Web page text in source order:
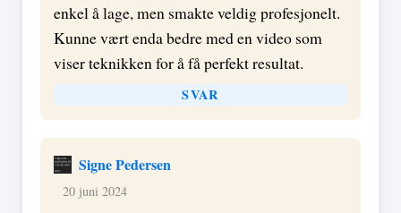
enkel å lage, men smakte veldig profesjonelt.
Kunne vært enda bedre med en video som
viser teknikken for å få perfekt resultat.
SVAR
Signe Pedersen
20 juni 2024